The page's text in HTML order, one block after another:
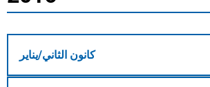
كانون الثاني/يناير